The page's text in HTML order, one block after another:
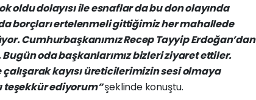
oldudolayısıileesnaflardabudonolayında
borçlarıertelenmeligittiğimizhermahallede
CumhurbaşkanımızRecepTayyipErdoğan’dan
Bugünodabaşkanlarımızbizleriziyaretettiler.
çalışarakkayısıüreticilerimizinsesiolmaya
teşekkürediyorum”şeklinde konuştu.